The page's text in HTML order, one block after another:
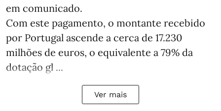
em comunicado.
Com este pagamento, o montante recebido
por Portugal ascende a cerca de 17.230
milhões de euros, o equivalente a 79% da
dotação gl ...
Ver mais